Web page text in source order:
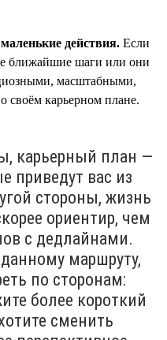
действия. Если
ближайшие шаги или они
масштабными,
своём карьерном плане.
карьерный план —
приведут вас из
стороны, жизнь
ориентир, чем
с дедлайнами.
маршруту,
по сторонам:
более короткий
сменить